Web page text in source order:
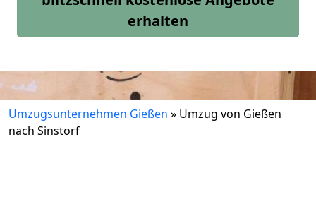
erhalten
Umzugsunternehmen Gießen » Umzug von Gießen
nach Sinstorf